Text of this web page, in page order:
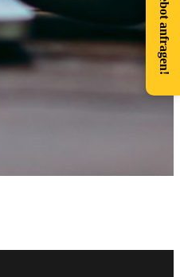
Angebot anfragen!